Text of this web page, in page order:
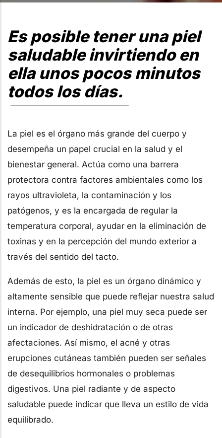
Es posible tener una piel
saludable invirtiendo en
ella unos pocos minutos
todos los días.
La piel es el órgano más grande del cuerpo y
desempeña un papel crucial en la salud y el
bienestar general. Actúa como una barrera
protectora contra factores ambientales como los
rayos ultravioleta, la contaminación y los
patógenos, y es la encargada de regular la
temperatura corporal, ayudar en la eliminación de
toxinas y en la percepción del mundo exterior a
través del sentido del tacto.
Además de esto, la piel es un órgano dinámico y
altamente sensible que puede reflejar nuestra salud
interna. Por ejemplo, una piel muy seca puede ser
un indicador de deshidratación o de otras
afectaciones. Así mismo, el acné y otras
erupciones cutáneas también pueden ser señales
de desequilibrios hormonales o problemas
digestivos. Una piel radiante y de aspecto
saludable puede indicar que lleva un estilo de vida
equilibrado.